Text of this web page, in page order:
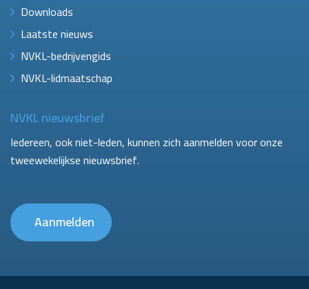
Downloads
Laatste nieuws
NVKL-bedrijvengids
NVKL-lidmaatschap
NVKL nieuwsbrief
Iedereen, ook niet-leden, kunnen zich aanmelden voor onze
tweewekelijkse nieuwsbrief.
Aanmelden